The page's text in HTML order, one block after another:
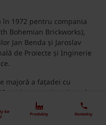
1972 pentru compania
Bohemian Brickworks),
Jan Benda și Jaroslav
de Proiecte și Inginerie
majoră a fațadei cu
pe baza unui proiect al
architektura s.r.o.,
de MANE STAVEBNÍ
ke
Produkty Kontakty